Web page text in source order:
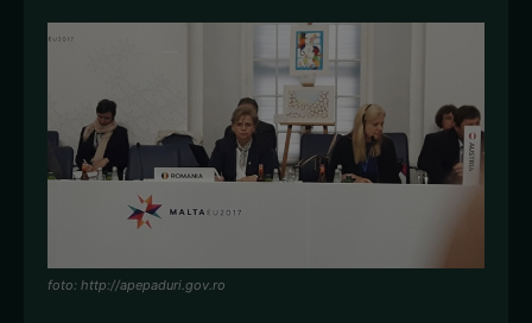
foto: http://apepaduri.gov.ro